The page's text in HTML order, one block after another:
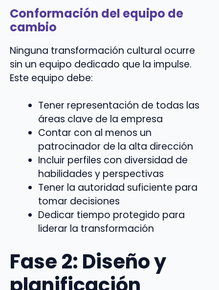
Conformación del equipo de
cambio
Ninguna transformación cultural ocurre
sin un equipo dedicado que la impulse.
Este equipo debe:
Tener representación de todas las
áreas clave de la empresa
Contar con al menos un
patrocinador de la alta dirección
Incluir perfiles con diversidad de
habilidades y perspectivas
Tener la autoridad suficiente para
tomar decisiones
Dedicar tiempo protegido para
liderar la transformación
Fase 2: Diseño y